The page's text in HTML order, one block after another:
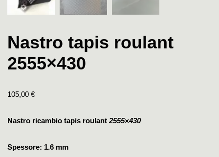
Nastro tapis roulant
2555×430
105,00 €
Nastro ricambio tapis roulant 2555×430
Spessore: 1.6 mm